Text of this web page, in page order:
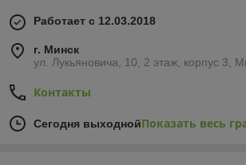
Работает с 12.03.2018
г. Минск
ул. Лукьяновича, 10, 2 этаж, корпус 3,
Контакты
Сегодня выходнойПоказать весь